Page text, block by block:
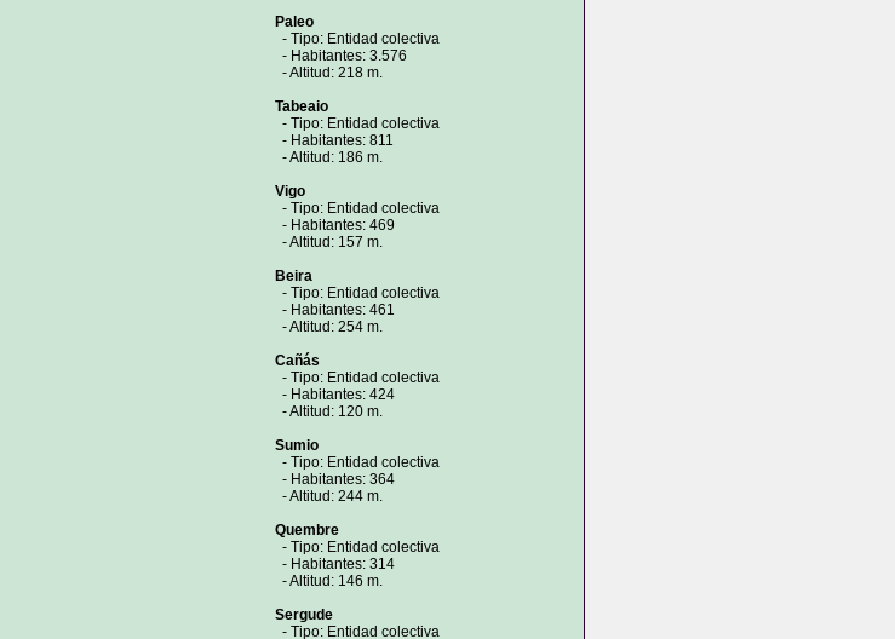
Paleo
- Tipo: Entidad colectiva
- Habitantes: 3.576
- Altitud: 218 m.
Tabeaio
- Tipo: Entidad colectiva
- Habitantes: 811
- Altitud: 186 m.
Vigo
- Tipo: Entidad colectiva
- Habitantes: 469
- Altitud: 157 m.
Beira
- Tipo: Entidad colectiva
- Habitantes: 461
- Altitud: 254 m.
Cañás
- Tipo: Entidad colectiva
- Habitantes: 424
- Altitud: 120 m.
Sumio
- Tipo: Entidad colectiva
- Habitantes: 364
- Altitud: 244 m.
Quembre
- Tipo: Entidad colectiva
- Habitantes: 314
- Altitud: 146 m.
Sergude
- Tipo: Entidad colectiva